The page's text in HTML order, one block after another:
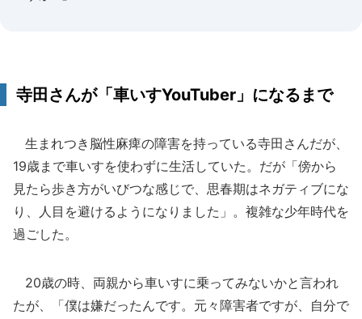
寺田さんが「車いすYouTuber」になるまで
生まれつき脳性麻痺の障害を持っている寺田さんだが、
19歳まで車いすを使わずに生活していた。だが「傍から
見たら歩き方がいびつな感じで、思春期はネガティブにな
り、人目を避けるようになりました」。複雑な少年時代を
過ごした。
20歳の時、両親から車いすに乗ってみないかと言われ
たが、「僕は嫌だったんです。元々障害者ですが、自分で